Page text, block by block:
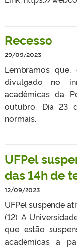
Recesso
29/09/2023
Lembramos que,
divulgado no
acadêmicas da
outubro. Dia 23
normais.
UFPel
das 14h de
12/09/2023
UFPel suspende
(12) A
que estão
acadêmicas a